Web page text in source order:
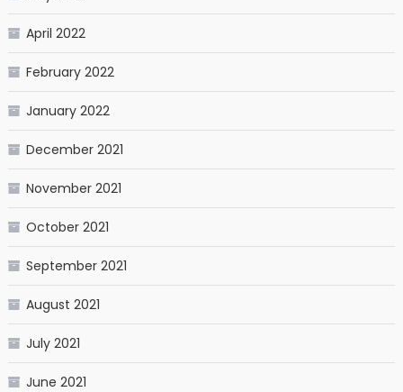
April 2022
February 2022
January 2022
December 2021
November 2021
October 2021
September 2021
August 2021
July 2021
June 2021